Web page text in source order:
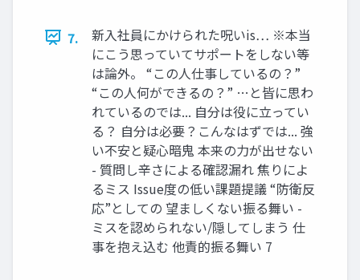
7.
新入社員にかけられた呪いis… ※本当
にこう思っていてサポートをしない等
は論外。 “この人仕事しているの？”
“この人何ができるの？” …と皆に思わ
れているのでは... 自分は役に立ってい
る？ 自分は必要？こんなはずでは... 強
い不安と疑心暗鬼 本来の力が出せない
- 質問し辛さによる確認漏れ 焦りによ
るミス Issue度の低い課題提議 “防衛反
応”としての 望ましくない振る舞い -
ミスを認められない/隠してしまう 仕
事を抱え込む 他責的振る舞い 7